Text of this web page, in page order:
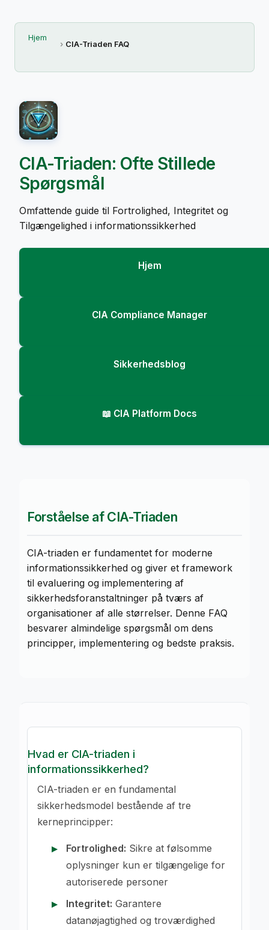
Hjem
CIA-Triaden FAQ
CIA-Triaden: Ofte Stillede
Spørgsmål
Omfattende guide til Fortrolighed, Integritet og
Tilgængelighed i informationssikkerhed
Hjem
CIA Compliance Manager
Sikkerhedsblog
📖 CIA Platform Docs
Forståelse af CIA-Triaden
CIA-triaden er fundamentet for moderne
informationssikkerhed og giver et framework
til evaluering og implementering af
sikkerhedsforanstaltninger på tværs af
organisationer af alle størrelser. Denne FAQ
besvarer almindelige spørgsmål om dens
principper, implementering og bedste praksis.
Hvad er CIA-triaden i
informationssikkerhed?
CIA-triaden er en fundamental
sikkerhedsmodel bestående af tre
kerneprincipper:
Fortrolighed: Sikre at følsomme
oplysninger kun er tilgængelige for
autoriserede personer
Integritet: Garantere
datanøjagtighed og troværdighed